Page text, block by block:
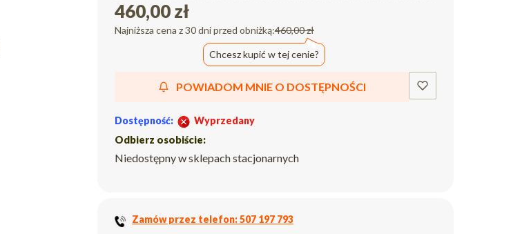
460,00 zł
Najniższa cena z 30 dni przed obniżką:460,00 zł
Chcesz kupić w tej cenie?
POWIADOM MNIE O DOSTĘPNOŚCI
Dostępność:
Wyprzedany
Odbierz osobiście:
Niedostępny w sklepach stacjonarnych
Zamów przez telefon: 507 197 793